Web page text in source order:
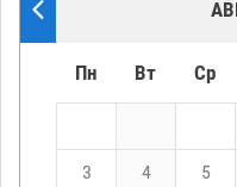
Пн Вт Ср
3 4 5